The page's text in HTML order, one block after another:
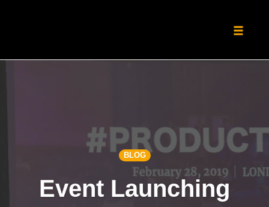
BLOG
Event Launching